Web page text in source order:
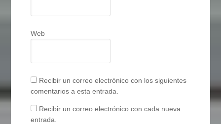
Web
Recibir un correo electrónico con los siguientes
comentarios a esta entrada.
Recibir un correo electrónico con cada nueva
entrada.